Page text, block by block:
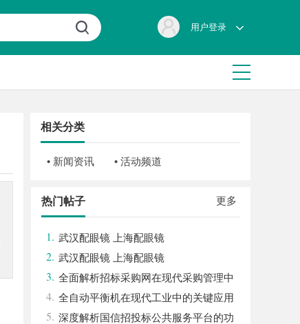
用户登录
相关分类
• 新闻资讯 • 活动频道
更多
热门帖子
1. 武汉配眼镜 上海配眼镜
2. 武汉配眼镜 上海配眼镜
3. 全面解析招标采购网在现代采购管理中
的重要作用与应用
4. 全自动平衡机在现代工业中的关键应用
与发展趋势解析
5. 深度解析国信招投标公共服务平台的功